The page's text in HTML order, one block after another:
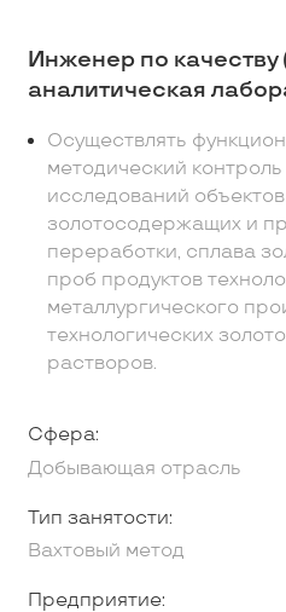
Инженер по
аналитическая
Осуществлять
методический
исследований
золотосодержащих и
переработки, сплава
проб продуктов
металлургического
технологических
растворов.
Сфера:
Добывающая отрасль
Тип занятости:
Вахтовый метод
Предприятие: